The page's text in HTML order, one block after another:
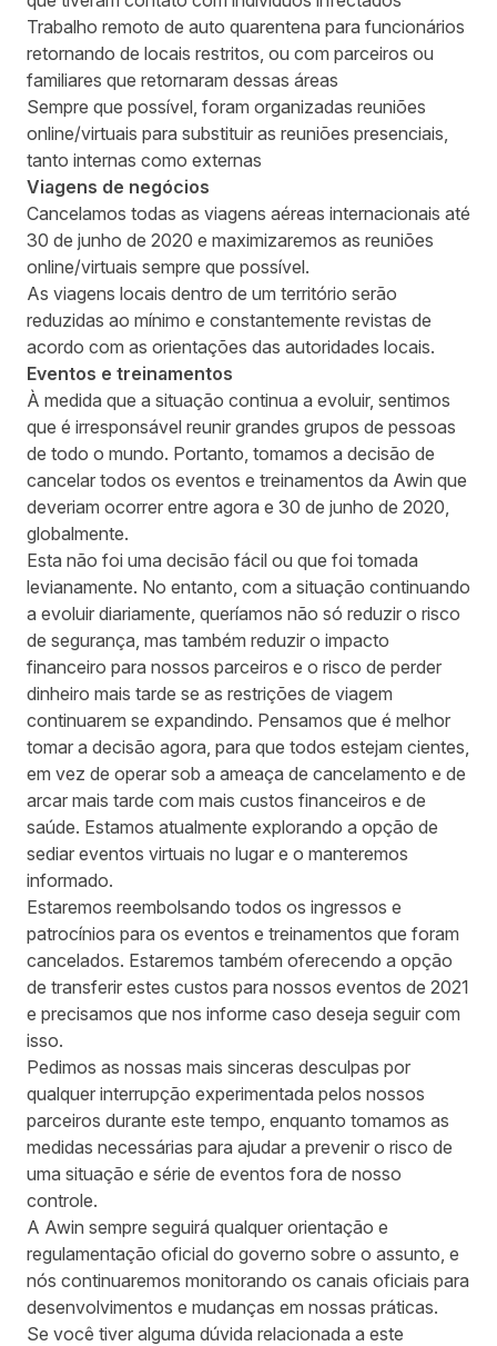
Trabalho remoto de auto quarentena para funcionários
retornando de locais restritos, ou com parceiros ou
familiares que retornaram dessas áreas
Sempre que possível, foram organizadas reuniões
online/virtuais para substituir as reuniões presenciais,
tanto internas como externas
Viagens de negócios
Cancelamos todas as viagens aéreas internacionais até
30 de junho de 2020 e maximizaremos as reuniões
online/virtuais sempre que possível.
As viagens locais dentro de um território serão
reduzidas ao mínimo e constantemente revistas de
acordo com as orientações das autoridades locais.
Eventos e treinamentos
À medida que a situação continua a evoluir, sentimos
que é irresponsável reunir grandes grupos de pessoas
de todo o mundo. Portanto, tomamos a decisão de
cancelar todos os eventos e treinamentos da Awin que
deveriam ocorrer entre agora e 30 de junho de 2020,
globalmente.
Esta não foi uma decisão fácil ou que foi tomada
levianamente. No entanto, com a situação continuando
a evoluir diariamente, queríamos não só reduzir o risco
de segurança, mas também reduzir o impacto
financeiro para nossos parceiros e o risco de perder
dinheiro mais tarde se as restrições de viagem
continuarem se expandindo. Pensamos que é melhor
tomar a decisão agora, para que todos estejam cientes,
em vez de operar sob a ameaça de cancelamento e de
arcar mais tarde com mais custos financeiros e de
saúde. Estamos atualmente explorando a opção de
sediar eventos virtuais no lugar e o manteremos
informado.
Estaremos reembolsando todos os ingressos e
patrocínios para os eventos e treinamentos que foram
cancelados. Estaremos também oferecendo a opção
de transferir estes custos para nossos eventos de 2021
e precisamos que nos informe caso deseja seguir com
isso.
Pedimos as nossas mais sinceras desculpas por
qualquer interrupção experimentada pelos nossos
parceiros durante este tempo, enquanto tomamos as
medidas necessárias para ajudar a prevenir o risco de
uma situação e série de eventos fora de nosso
controle.
A Awin sempre seguirá qualquer orientação e
regulamentação oficial do governo sobre o assunto, e
nós continuaremos monitorando os canais oficiais para
desenvolvimentos e mudanças em nossas práticas.
Se você tiver alguma dúvida relacionada a este